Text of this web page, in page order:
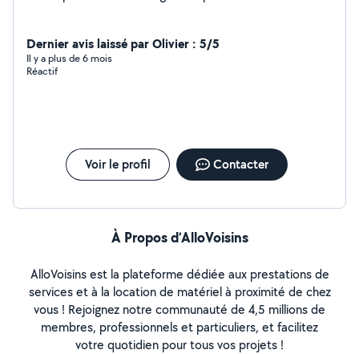
Dernier avis laissé par Olivier : 5/5
Il y a plus de 6 mois
Réactif
Voir le profil Contacter
À Propos d’AlloVoisins
AlloVoisins est la plateforme dédiée aux prestations de
services et à la location de matériel à proximité de chez
vous ! Rejoignez notre communauté de 4,5 millions de
membres, professionnels et particuliers, et facilitez
votre quotidien pour tous vos projets !